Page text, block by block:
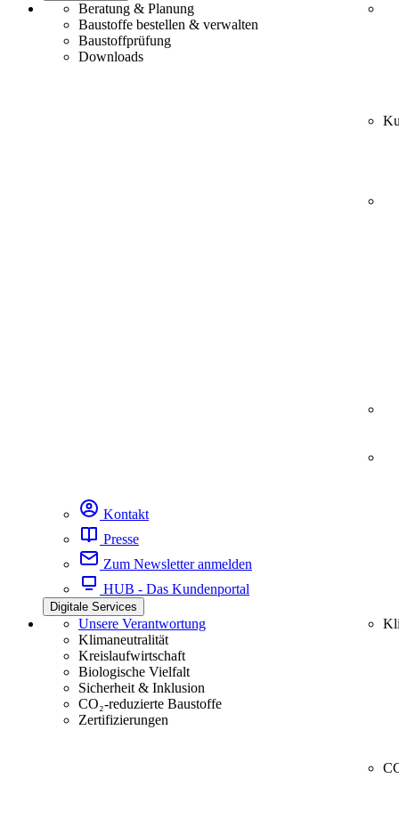
Beratung & Planung
Baustoffe bestellen & verwalten
Baustoffprüfung
Downloads
Kontakt
Presse
Zum Newsletter anmelden
HUB - Das Kundenportal
Digitale Services
Unsere Verantwortung
Klimaneutralität
Kreislaufwirtschaft
Biologische Vielfalt
Sicherheit & Inklusion
CO₂-reduzierte Baustoffe
Zertifizierungen